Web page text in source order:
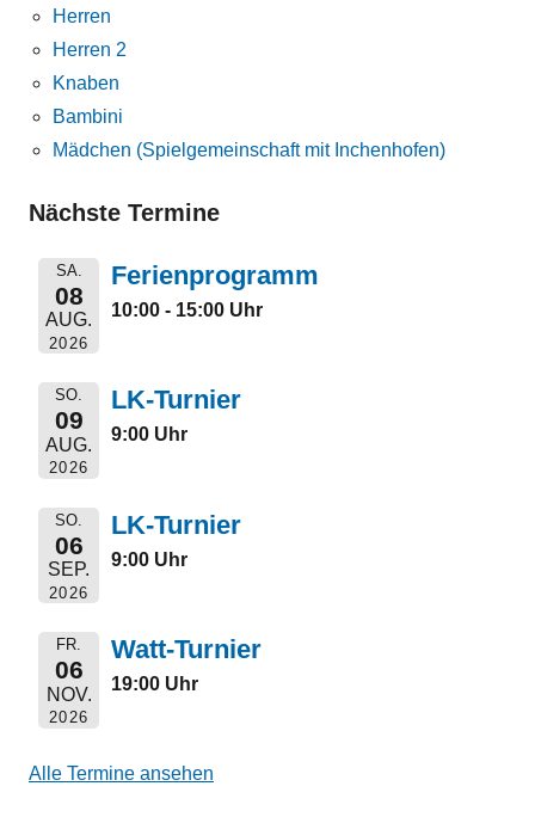
Herren
Herren 2
Knaben
Bambini
Mädchen (Spielgemeinschaft mit Inchenhofen)
Nächste Termine
SA.
08
AUG.
2026
Ferienprogramm
10:00 - 15:00 Uhr
SO.
09
AUG.
2026
LK-Turnier
9:00 Uhr
SO.
06
SEP.
2026
LK-Turnier
9:00 Uhr
FR.
06
NOV.
2026
Watt-Turnier
19:00 Uhr
Alle Termine ansehen